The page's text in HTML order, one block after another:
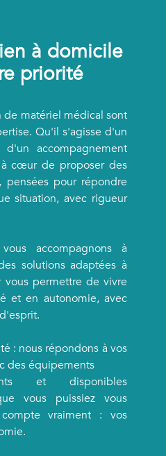
à domicile
priorité
de matériel médical sont
Qu'il s'agisse d'un
accompagnement
cœur de proposer des
pensées pour répondre
situation, avec rigueur
accompagnons à
solutions adaptées à
permettre de vivre
et en autonomie, avec
: nous répondons à vos
des équipements
et disponibles
vous puissiez vous
vraiment : vos